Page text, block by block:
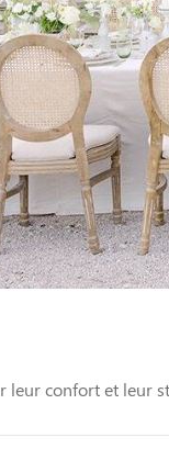
leur confort et leur